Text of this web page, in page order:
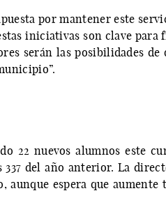
por mantener este
iniciativas son clave para
serán las posibilidades de
22 nuevos alumnos este
del año anterior. La
espera que aumente